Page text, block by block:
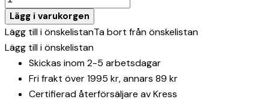
Lägg i varukorgen
Lägg till i önskelistanTa bort från önskelistan
Lägg till i önskelistan
Skickas inom 2-5 arbetsdagar
Fri frakt över 1995 kr, annars 89 kr
Certifierad återförsäljare av Kress